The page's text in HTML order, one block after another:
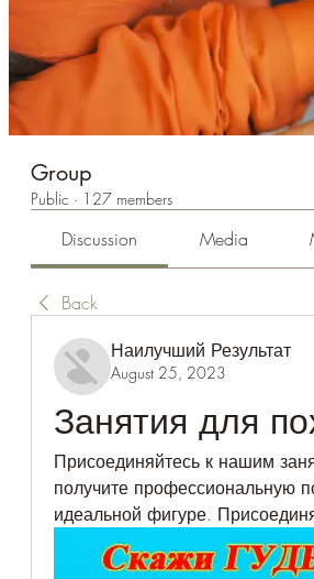
Group
Public · 127 members
Discussion Media
Back
Наилучший Результат
August 25, 2023
Занятия для
Присоединяйтесь к нашим
получите профессиональную
идеальной фигуре.